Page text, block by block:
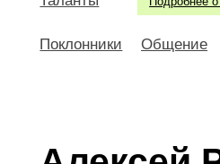
Поклонники Общение